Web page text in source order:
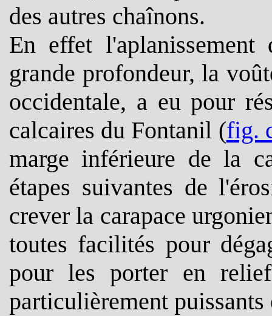
des autres chaînons.
En effet l'aplanissement
grande profondeur, la
occidentale, a eu pour
calcaires du Fontanil (fig.
marge inférieure de la
étapes suivantes de
crever la carapace
toutes facilités pour
pour les porter en
particulièrement